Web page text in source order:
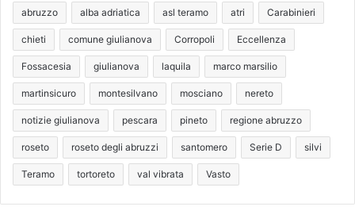
abruzzo alba adriatica asl teramo atri Carabinieri
chieti comune giulianova Corropoli Eccellenza
Fossacesia giulianova laquila marco marsilio
martinsicuro montesilvano mosciano nereto
notizie giulianova pescara pineto regione abruzzo
roseto roseto degli abruzzi santomero Serie D silvi
Teramo tortoreto val vibrata Vasto